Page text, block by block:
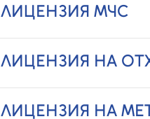
ЛИЦЕНЗИЯ МЧС
ЛИЦЕНЗИЯ НА
ЛИЦЕНЗИЯ НА